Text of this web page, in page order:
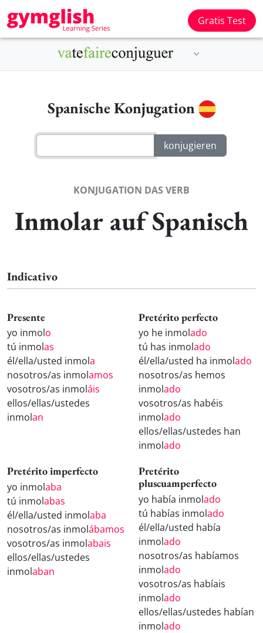
Gratis Test
Spanische Konjugation
KONJUGATION DAS VERB
Inmolar auf Spanisch
Indicativo
Presente
yo inmolo
tú inmolas
él/ella/usted inmola
nosotros/as inmolamos
vosotros/as inmoláis
ellos/ellas/ustedes
inmolan
Pretérito perfecto
yo he inmolado
tú has inmolado
él/ella/usted ha inmolado
nosotros/as hemos
inmolado
vosotros/as habéis
inmolado
ellos/ellas/ustedes han
inmolado
Pretérito imperfecto
yo inmolaba
tú inmolabas
él/ella/usted inmolaba
nosotros/as inmolábamos
vosotros/as inmolabais
ellos/ellas/ustedes
inmolaban
Pretérito
pluscuamperfecto
yo había inmolado
tú habías inmolado
él/ella/usted había
inmolado
nosotros/as habíamos
inmolado
vosotros/as habíais
inmolado
ellos/ellas/ustedes habían
inmolado